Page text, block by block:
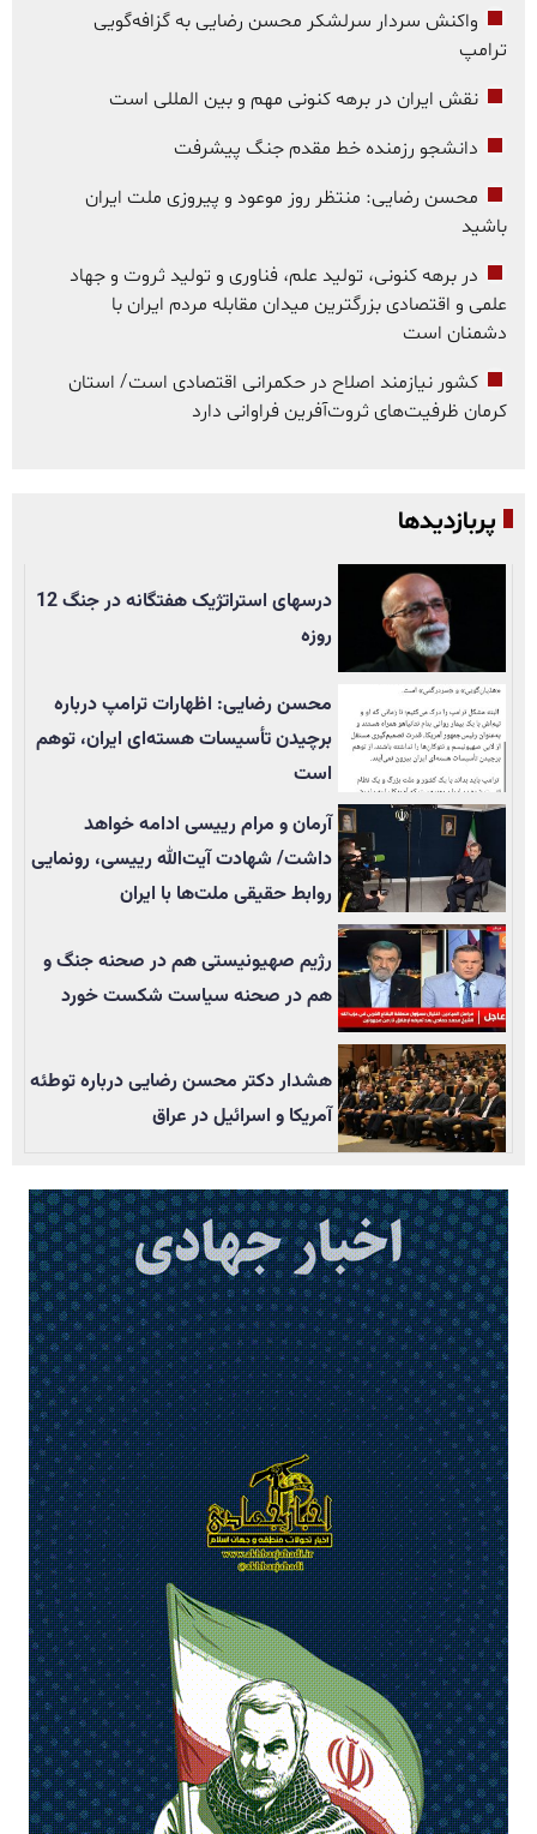
واکنش سردار سرلشکر محسن رضایی به گزافه‌گویی
ترامپ
نقش ایران در برهه کنونی مهم و بین المللی است
دانشجو رزمنده خط مقدم جنگ پیشرفت
محسن رضایی: منتظر روز موعود و پیروزی ملت ایران
باشید
در برهه کنونی، تولید علم، فناوری و تولید ثروت و جهاد
علمی و اقتصادی بزرگترین میدان مقابله مردم ایران با
دشمنان است
کشور نیازمند اصلاح در حکمرانی اقتصادی است/ استان
کرمان ظرفیت‌های ثروت‌آفرین فراوانی دارد
پربازدیدها
درسهای استراتژیک هفتگانه در جنگ 12
روزه
محسن رضایی: اظهارات ترامپ درباره
برچیدن تأسيسات هسته‌ای ایران، توهم
است
آرمان و مرام رییسی ادامه خواهد
داشت/ شهادت آیت‌الله رییسی، رونمایی
روابط حقیقی ملت‌ها با ایران
رژیم صهیونیستی هم در صحنه جنگ و
هم در صحنه سیاست شکست خورد
هشدار دکتر محسن رضایی درباره توطئه
آمریکا و اسرائیل در عراق